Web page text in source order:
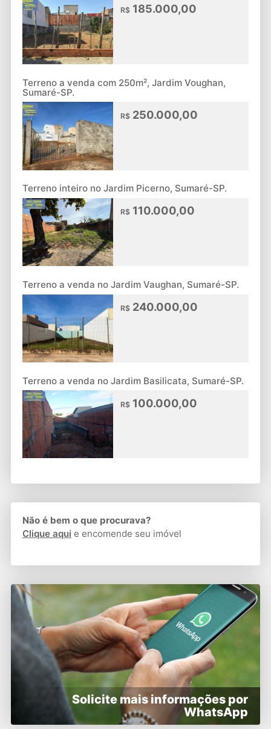
R$185.000,00
Terreno a venda com 250m², Jardim Voughan,
Sumaré-SP.
R$250.000,00
Terreno inteiro no Jardim Picerno, Sumaré-SP.
R$110.000,00
Terreno a venda no Jardim Vaughan, Sumaré-SP.
R$240.000,00
Terreno a venda no Jardim Basilicata, Sumaré-SP.
R$100.000,00
Não é bem o que procurava?
Clique aqui e encomende seu imóvel
Solicite mais informações por
WhatsApp